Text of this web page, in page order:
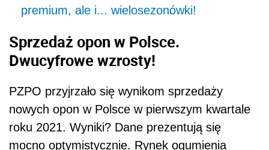
premium, ale i... wielosezonówki!
Sprzedaż opon w Polsce.
Dwucyfrowe wzrosty!
PZPO przyjrzało się wynikom sprzedaży
nowych opon w Polsce w pierwszym kwartale
roku 2021. Wyniki? Dane prezentują się
mocno optymistycznie. Rynek ogumienia